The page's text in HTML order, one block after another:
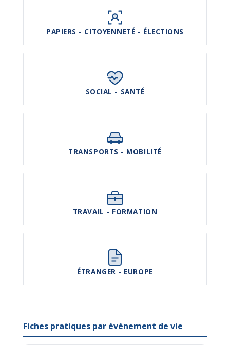
PAPIERS - CITOYENNETÉ - ÉLECTIONS
SOCIAL - SANTÉ
TRANSPORTS - MOBILITÉ
TRAVAIL - FORMATION
ÉTRANGER - EUROPE
Fiches pratiques par événement de vie